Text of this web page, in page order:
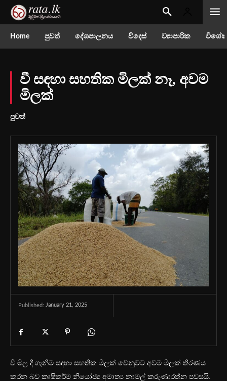
Home පුවත් දේශපාලනය විදෙස් ව්‍යාපාරික
වී සඳහා සහතික මිලක් නෑ, අවම
මිලක්
පුවත්
Published: January 21, 2025
වී මිල දී ගැනීම සඳහා සහතික මිලක් වෙනුවට අවම මිලක් තීරණය
කරන බව කෘෂිකර්ම නියෝජ්‍ය අමාත්‍ය නාමල් කරුණාරත්න පවසයි.